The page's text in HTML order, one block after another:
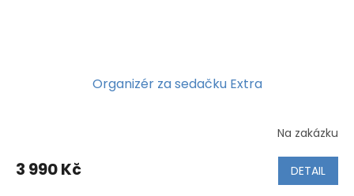
Organizér za sedačku Extra
Na zakázku
3 990 Kč DETAIL